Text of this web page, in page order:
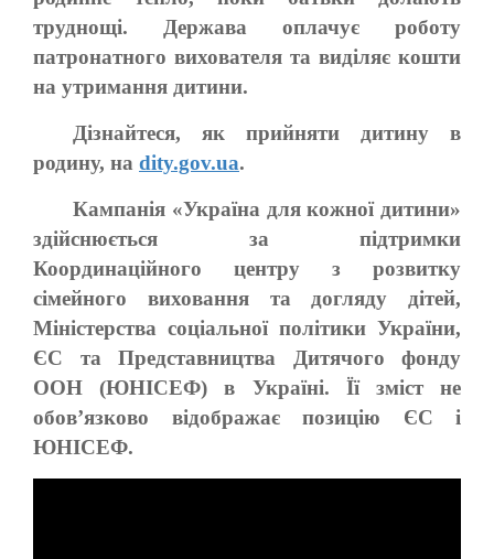
труднощі. Держава оплачує роботу
патронатного вихователя та виділяє кошти
на утримання дитини.
Дізнайтеся, як прийняти дитину в
родину, на dity.gov.ua.
Кампанія «Україна для кожної дитини»
здійснюється за підтримки
Координаційного центру з розвитку
сімейного виховання та догляду дітей,
Міністерства соціальної політики України,
ЄС та Представництва Дитячого фонду
ООН (ЮНІСЕФ) в Україні. Її зміст не
обов’язково відображає позицію ЄС і
ЮНІСЕФ.